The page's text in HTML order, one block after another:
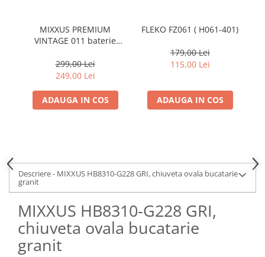
Betoniere
Generatoare
Motocultoare
Produse uz casnic
MIXXUS PREMIUM
VINTAGE 011 baterie
299,00 Lei
249,00 Lei
ADAUGA IN COS
FLEKO FZ061 ( H061-401)
179,00 Lei
115,00 Lei
ADAUGA IN COS
Descriere - MIXXUS HB8310-G228 GRI, chiuveta ovala bucatarie
granit
MIXXUS HB8310-G228 GRI,
chiuveta ovala bucatarie
granit